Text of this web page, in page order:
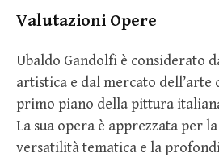
Valutazioni Opere
Ubaldo Gandolfi è considerato
artistica e dal mercato dell’arte
primo piano della pittura
La sua opera è apprezzata per
versatilità tematica e la